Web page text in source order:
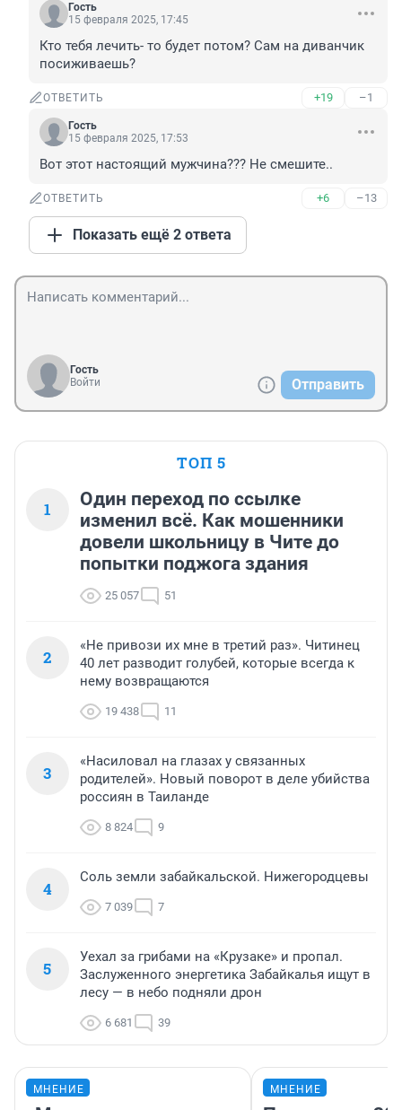
Гость
15 февраля 2025, 17:45
Кто тебя лечить- то будет потом? Сам на диванчик
посиживаешь?
ОТВЕТИТЬ +19 –1
Гость
15 февраля 2025, 17:53
Вот этот настоящий мужчина??? Не смешите..
ОТВЕТИТЬ +6 –13
Показать ещё 2 ответа
Гость
Войти
Отправить
ТОП 5
1
Один переход по ссылке
изменил всё. Как мошенники
довели школьницу в Чите до
попытки поджога здания
25 057 51
2
«Не привози их мне в третий раз». Читинец
40 лет разводит голубей, которые всегда к
нему возвращаются
19 438 11
3
«Насиловал на глазах у связанных
родителей». Новый поворот в деле убийства
россиян в Таиланде
8 824 9
4
Соль земли забайкальской. Нижегородцевы
7 039 7
5
Уехал за грибами на «Крузаке» и пропал.
Заслуженного энергетика Забайкалья ищут в
лесу — в небо подняли дрон
6 681 39
МНЕНИЕ МНЕНИЕ